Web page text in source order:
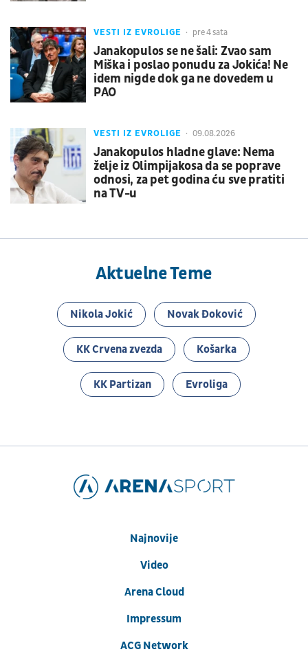
VESTI IZ EVROLIGE pre 4 sata
Janakopulos se ne šali: Zvao sam
Miška i poslao ponudu za Jokića! Ne
idem nigde dok ga ne dovedem u
PAO
VESTI IZ EVROLIGE 09.08.2026
Janakopulos hladne glave: Nema
želje iz Olimpijakosa da se poprave
odnosi, za pet godina ću sve pratiti
na TV-u
Aktuelne Teme
Nikola Jokić Novak Đoković
KK Crvena zvezda Košarka
KK Partizan Evroliga
Najnovije
Video
Arena Cloud
Impressum
ACG Network